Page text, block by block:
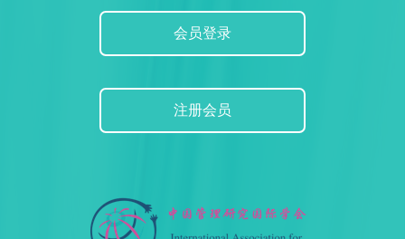
会员登录
注册会员